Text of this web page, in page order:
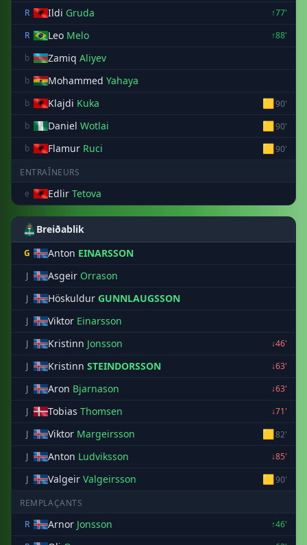
R
Ildi Gruda
↑77'
R
Leo Melo
↑88'
b
Zamiq Aliyev
b Mohammed Yahaya
b Klajdi Kuka 🟨90'
b
Daniel Wotlai 🟨90'
b
Flamur Ruci 🟨90'
ENTRAÎNEURS
e
Edlir Tetova
Breiðablik
G Anton EINARSSON
J Asgeir Orrason
J Höskuldur GUNNLAUGSSON
J Viktor Einarsson
J Kristinn Jonsson
↓46'
J
Kristinn STEINDORSSON
↓63'
J
Aron Bjarnason
↓63'
J
Tobias Thomsen
↓71'
J
Viktor Margeirsson 🟨82'
J
Anton Ludviksson
↓85'
J
Valgeir Valgeirsson 🟨90'
REMPLAÇANTS
R
Arnor Jonsson
↑46'